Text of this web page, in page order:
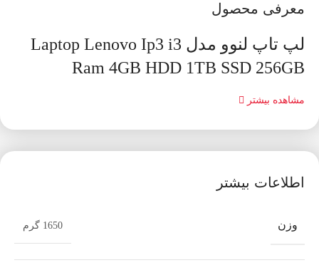
معرفی محصول
لپ تاپ لنوو مدل Laptop Lenovo Ip3 i3
Ram 4GB HDD 1TB SSD 256GB
مشاهده بیشتر
اطلاعات بیشتر
وزن 1650 گرم